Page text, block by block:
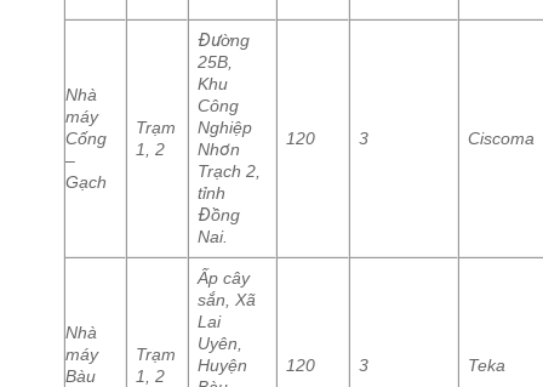
Nhà
máy
Cống
–
Gạch
Trạm
1, 2
Đường
25B,
Khu
Công
Nghiệp
Nhơn
Trạch 2,
tỉnh
Đồng
Nai.
120 3 Ciscoma
Nhà
máy
Bàu
Trạm
1, 2
Ấp cây
sắn, Xã
Lai
Uyên,
Huyện
120 3 Teka